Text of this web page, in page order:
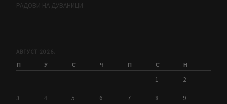
РАДОВИ НА ДУВАНИЦИ
АВГУСТ 2026.
П У С Ч П С Н
1 2
3 4 5 6 7 8 9